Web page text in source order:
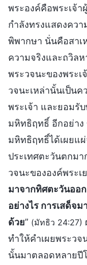
พระองค์คือพระเจ้
กำลังทรงแสดงควา
พิพากษา นั่นคือสา
ความจริงและถวิล
พระวจนะของพระเ
วจนะเหล่านั้นเป็นค
พระเจ้า และยอมรั
มหิทธิฤทธิ์ อีกอย่าง
มหิทธิฤทธิ์ได้เผยแ
ประเทศตะวันตกม
วจนะขององค์พระเ
มาจากทิศตะวันออ
อย่างไร การเสด็จ
ด้วย” (มัทธิว 24:27)
ทำให้คำเผยพระวจ
นั้นมาตลอดหลายปีโ